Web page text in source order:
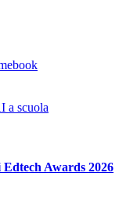
a scuola
Awards 2026